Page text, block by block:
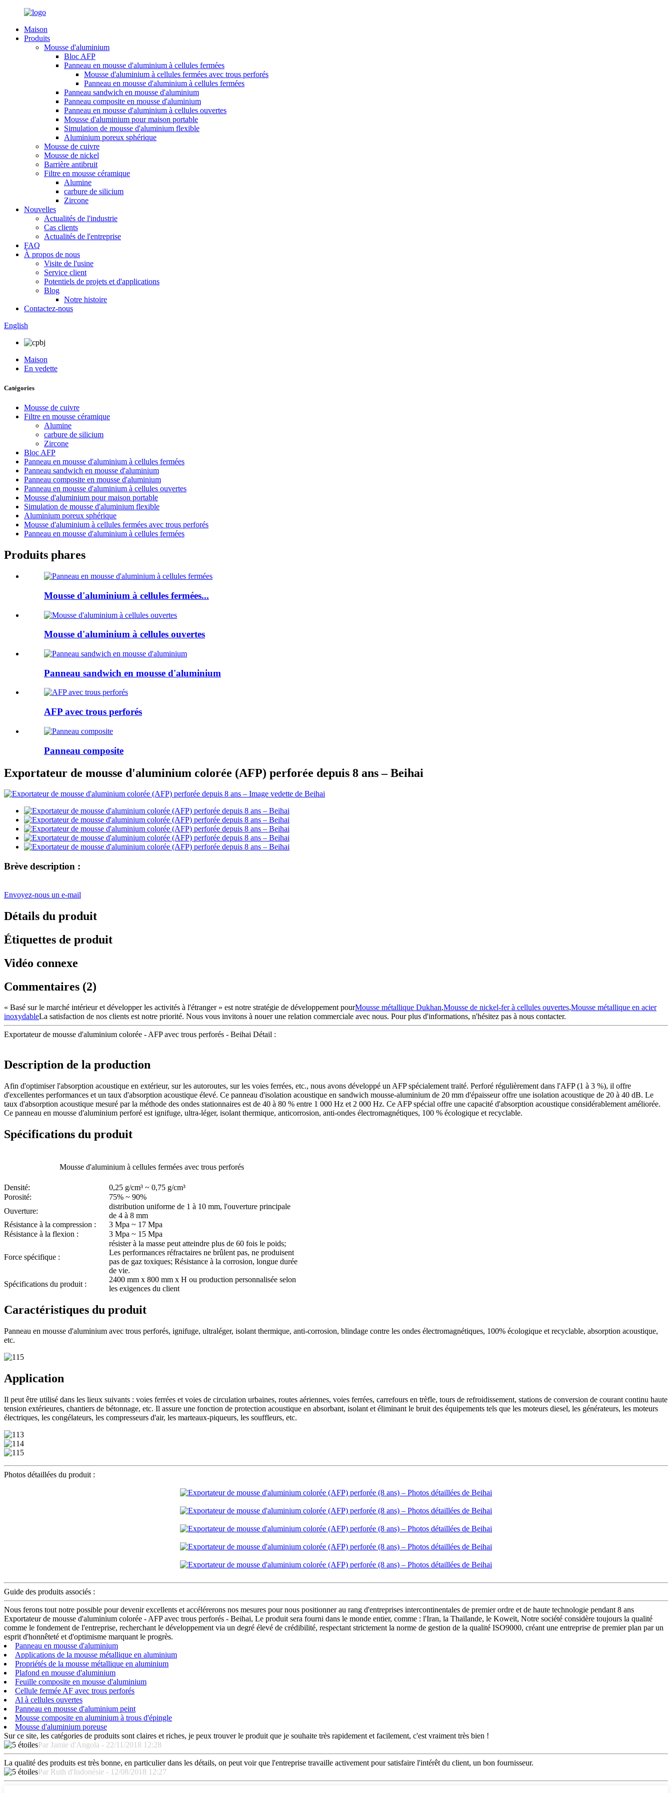
Maison
Produits
Mousse d'aluminium
Bloc AFP
Panneau en mousse d'aluminium à cellules fermées
Mousse d'aluminium à cellules fermées avec trous perforés
Panneau en mousse d'aluminium à cellules fermées
Panneau sandwich en mousse d'aluminium
Panneau composite en mousse d'aluminium
Panneau en mousse d'aluminium à cellules ouvertes
Mousse d'aluminium pour maison portable
Simulation de mousse d'aluminium flexible
Aluminium poreux sphérique
Mousse de cuivre
Mousse de nickel
Barrière antibruit
Filtre en mousse céramique
Alumine
carbure de silicium
Zircone
Nouvelles
Actualités de l'industrie
Cas clients
Actualités de l'entreprise
FAQ
À propos de nous
Visite de l'usine
Service client
Potentiels de projets et d'applications
Blog
Notre histoire
Contactez-nous
English
Maison
En vedette
Catégories
Mousse de cuivre
Filtre en mousse céramique
Alumine
carbure de silicium
Zircone
Bloc AFP
Panneau en mousse d'aluminium à cellules fermées
Panneau sandwich en mousse d'aluminium
Panneau composite en mousse d'aluminium
Panneau en mousse d'aluminium à cellules ouvertes
Mousse d'aluminium pour maison portable
Simulation de mousse d'aluminium flexible
Aluminium poreux sphérique
Mousse d'aluminium à cellules fermées avec trous perforés
Panneau en mousse d'aluminium à cellules fermées
Produits phares
Mousse d'aluminium à cellules fermées...
Mousse d'aluminium à cellules ouvertes
Panneau sandwich en mousse d'aluminium
AFP avec trous perforés
Panneau composite
Exportateur de mousse d'aluminium colorée (AFP) perforée depuis 8 ans – Beihai
Brève description :
Envoyez-nous un e-mail
Détails du produit
Étiquettes de produit
Vidéo connexe
Commentaires (2)
« Basé sur le marché intérieur et développer les activités à l'étranger » est notre stratégie de développement pourMousse métallique Dukhan,Mousse de nickel-fer à cellules ouvertes,Mousse métallique en acier
inoxydableLa satisfaction de nos clients est notre priorité. Nous vous invitons à nouer une relation commerciale avec nous. Pour plus d'informations, n'hésitez pas à nous contacter.
Exportateur de mousse d'aluminium colorée - AFP avec trous perforés - Beihai Détail :
Description de la production
Afin d'optimiser l'absorption acoustique en extérieur, sur les autoroutes, sur les voies ferrées, etc., nous avons développé un AFP spécialement traité. Perforé régulièrement dans l'AFP (1 à 3 %), il offre
d'excellentes performances et un taux d'absorption acoustique élevé. Ce panneau d'isolation acoustique en sandwich mousse-aluminium de 20 mm d'épaisseur offre une isolation acoustique de 20 à 40 dB. Le
taux d'absorption acoustique mesuré par la méthode des ondes stationnaires est de 40 à 80 % entre 1 000 Hz et 2 000 Hz. Ce AFP spécial offre une capacité d'absorption acoustique considérablement améliorée.
Ce panneau en mousse d'aluminium perforé est ignifuge, ultra-léger, isolant thermique, anticorrosion, anti-ondes électromagnétiques, 100 % écologique et recyclable.
Spécifications du produit
Mousse d'aluminium à cellules fermées avec trous perforés
Densité:
0,25 g/cm³ ~ 0,75 g/cm³
Porosité:
75% ~ 90%
Ouverture:
distribution uniforme de 1 à 10 mm, l'ouverture principale
de 4 à 8 mm
Résistance à la compression :
3 Mpa ~ 17 Mpa
Résistance à la flexion :
3 Mpa ~ 15 Mpa
Force spécifique :
résister à la masse peut atteindre plus de 60 fois le poids;
Les performances réfractaires ne brûlent pas, ne produisent
pas de gaz toxiques; Résistance à la corrosion, longue durée
de vie.
Spécifications du produit :
2400 mm x 800 mm x H ou production personnalisée selon
les exigences du client
Caractéristiques du produit
Panneau en mousse d'aluminium avec trous perforés, ignifuge, ultraléger, isolant thermique, anti-corrosion, blindage contre les ondes électromagnétiques, 100% écologique et recyclable, absorption acoustique,
etc.
Application
Il peut être utilisé dans les lieux suivants : voies ferrées et voies de circulation urbaines, routes aériennes, voies ferrées, carrefours en trèfle, tours de refroidissement, stations de conversion de courant continu haute
tension extérieures, chantiers de bétonnage, etc. Il assure une fonction de protection acoustique en absorbant, isolant et éliminant le bruit des équipements tels que les moteurs diesel, les générateurs, les moteurs
électriques, les congélateurs, les compresseurs d'air, les marteaux-piqueurs, les souffleurs, etc.
Photos détaillées du produit :
Guide des produits associés :
Nous ferons tout notre possible pour devenir excellents et accélérerons nos mesures pour nous positionner au rang d'entreprises intercontinentales de premier ordre et de haute technologie pendant 8 ans
Exportateur de mousse d'aluminium colorée - AFP avec trous perforés - Beihai, Le produit sera fourni dans le monde entier, comme : l'Iran, la Thaïlande, le Koweït, Notre société considère toujours la qualité
comme le fondement de l'entreprise, recherchant le développement via un degré élevé de crédibilité, respectant strictement la norme de gestion de la qualité ISO9000, créant une entreprise de premier plan par un
esprit d'honnêteté et d'optimisme marquant le progrès.
Panneau en mousse d'aluminium
Applications de la mousse métallique en aluminium
Propriétés de la mousse métallique en aluminium
Plafond en mousse d'aluminium
Feuille composite en mousse d'aluminium
Cellule fermée AF avec trous perforés
Al à cellules ouvertes
Panneau en mousse d'aluminium peint
Mousse composite en aluminium à trous d'épingle
Mousse d'aluminium poreuse
Sur ce site, les catégories de produits sont claires et riches, je peux trouver le produit que je souhaite très rapidement et facilement, c'est vraiment très bien !
Par Jamie d'Angola - 22/11/2018 12:28
La qualité des produits est très bonne, en particulier dans les détails, on peut voir que l'entreprise travaille activement pour satisfaire l'intérêt du client, un bon fournisseur.
Par Ruth d'Indonésie - 12/08/2018 12:27